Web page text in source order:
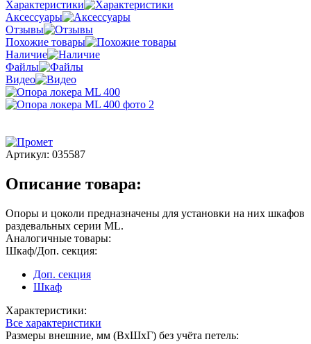
Характеристики
Аксессуары
Отзывы
Похожие товары
Наличие
Файлы
Видео
Артикул: 035587
Описание товара:
Опоры и цоколи предназначены для установки на них шкафов
раздевальных серии МL.
Аналогичные товары:
Шкаф/Доп. секция:
Доп. секция
Шкаф
Характеристики:
Все характеристики
Размеры внешние, мм (ВхШхГ) без учёта петель: